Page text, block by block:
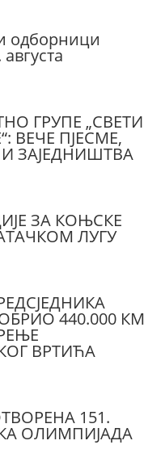
одборници
августа
ГРУПЕ „СВЕТИ
ВЕЧЕ ПЈЕСМЕ,
ЗАЈЕДНИШТВА
ЗА КОЊСКЕ
ЛУГУ
440.000 КМ
ВРТИЋА
151.
ОЛИМПИЈАДА